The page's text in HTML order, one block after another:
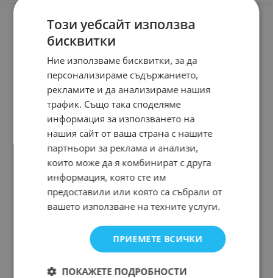
Този уебсайт използва
бисквитки
Ние използваме бисквитки, за да
персонализираме съдържанието,
рекламите и да анализираме нашия
трафик. Също така споделяме
информация за използването на
нашия сайт от ваша страна с нашите
партньори за реклама и анализи,
които може да я комбинират с друга
информация, която сте им
предоставили или която са събрали от
вашето използване на техните услуги.
ПРИЕМЕТЕ ВСИЧКИ
ПОКАЖЕТЕ ПОДРОБНОСТИ